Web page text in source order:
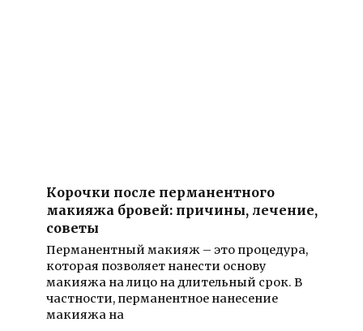
Корочки после перманентного
макияжа бровей: причины, лечение,
советы
Перманентный макияж – это процедура,
которая позволяет нанести основу
макияжа на лицо на длительный срок. В
частности, перманентное нанесение
макияжа на